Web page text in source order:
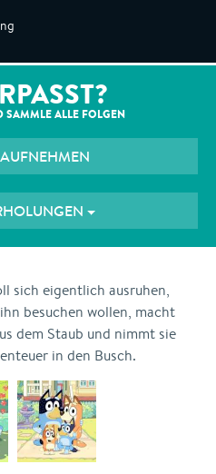
SAMMLE ALLE FOLGEN
sich eigentlich ausruhen,
besuchen wollen, macht
dem Staub und nimmt sie
in den Busch.